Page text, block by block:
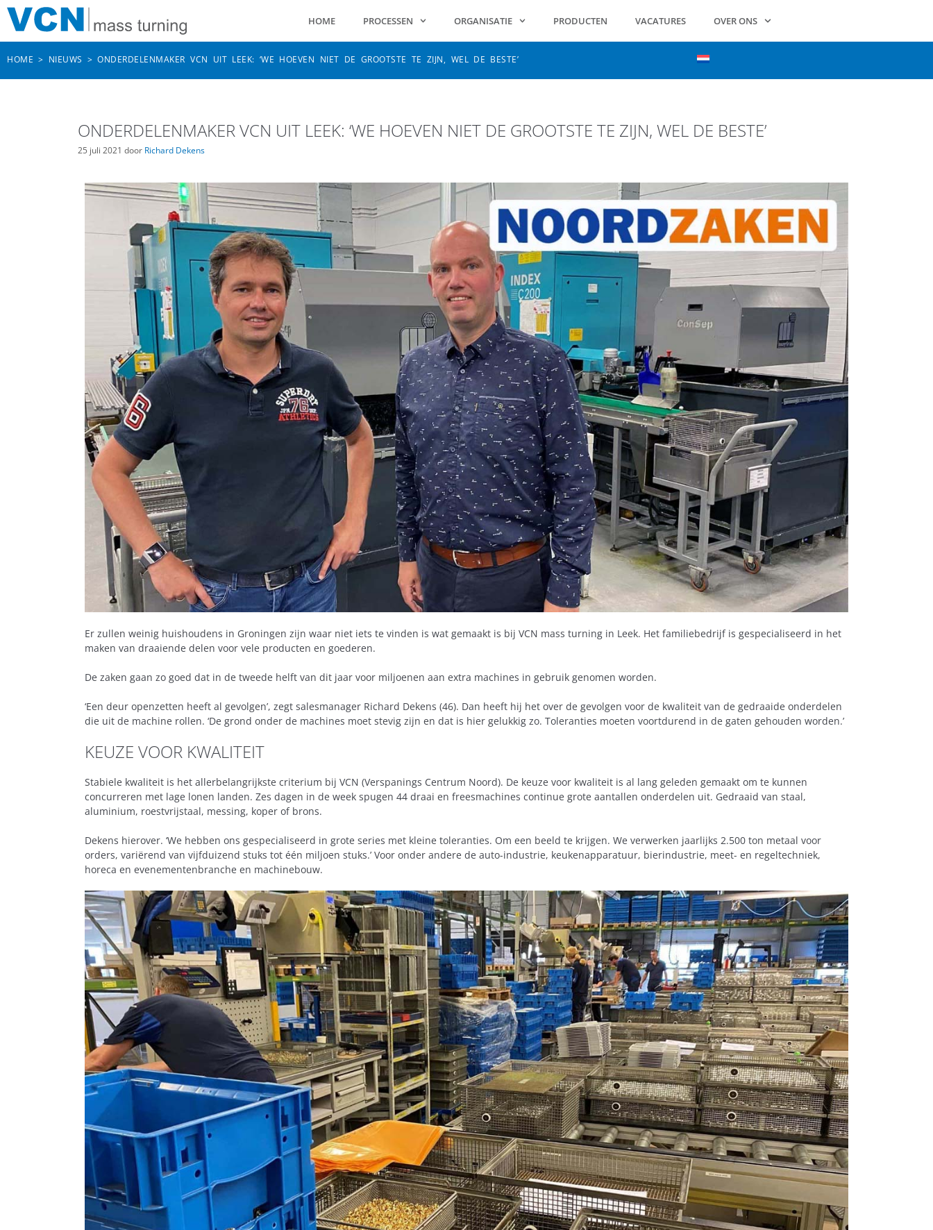
HOME PROCESSEN ORGANISATIE PRODUCTEN VACATURES OVER ONS
HOME > NIEUWS >ONDERDELENMAKER VCN UIT LEEK: ‘WE HOEVEN NIET DE GROOTSTE TE ZIJN, WEL DE BESTE’
ONDERDELENMAKER VCN UIT LEEK: ‘WE HOEVEN NIET DE GROOTSTE TE ZIJN, WEL DE BESTE’
25 juli 2021 door Richard Dekens
Er zullen weinig huishoudens in Groningen zijn waar niet iets te vinden is wat gemaakt is bij VCN mass turning in Leek. Het familiebedrijf is gespecialiseerd in het
maken van draaiende delen voor vele producten en goederen.
De zaken gaan zo goed dat in de tweede helft van dit jaar voor miljoenen aan extra machines in gebruik genomen worden.
‘Een deur openzetten heeft al gevolgen’, zegt salesmanager Richard Dekens (46). Dan heeft hij het over de gevolgen voor de kwaliteit van de gedraaide onderdelen
die uit de machine rollen. ‘De grond onder de machines moet stevig zijn en dat is hier gelukkig zo. Toleranties moeten voortdurend in de gaten gehouden worden.’
KEUZE VOOR KWALITEIT
Stabiele kwaliteit is het allerbelangrijkste criterium bij VCN (Verspanings Centrum Noord). De keuze voor kwaliteit is al lang geleden gemaakt om te kunnen
concurreren met lage lonen landen. Zes dagen in de week spugen 44 draai en freesmachines continue grote aantallen onderdelen uit. Gedraaid van staal,
aluminium, roestvrijstaal, messing, koper of brons.
Dekens hierover. ‘We hebben ons gespecialiseerd in grote series met kleine toleranties. Om een beeld te krijgen. We verwerken jaarlijks 2.500 ton metaal voor
orders, variërend van vijfduizend stuks tot één miljoen stuks.’ Voor onder andere de auto-industrie, keukenapparatuur, bierindustrie, meet- en regeltechniek,
horeca en evenementenbranche en machinebouw.